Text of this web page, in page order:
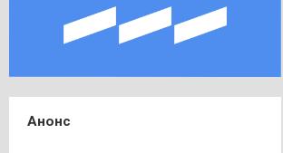
Анонс